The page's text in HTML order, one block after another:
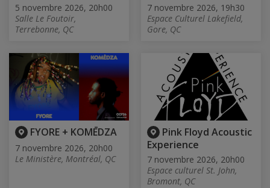
5 novembre 2026, 20h00
Salle Le Foutoir,
Terrebonne, QC
7 novembre 2026, 19h30
Espace Culturel Lakefield,
Gore, QC
FYORE + KOMĒDZA
7 novembre 2026, 20h00
Le Ministère, Montréal, QC
Pink Floyd Acoustic
Experience
7 novembre 2026, 20h00
Espace culturel St. John,
Bromont, QC